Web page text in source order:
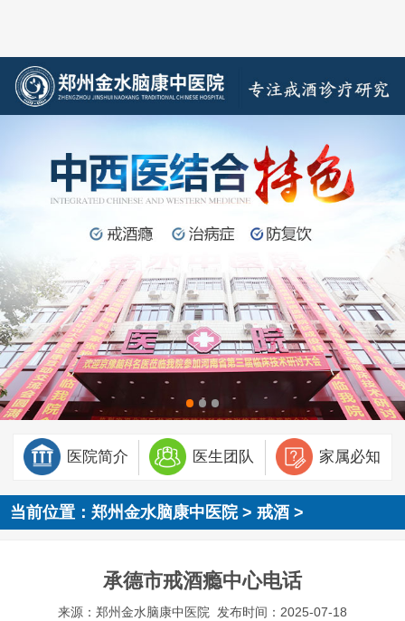
医院简介 医生团队 家属必知
当前位置：郑州金水脑康中医院>戒酒 >
承德市戒酒瘾中心电话
来源：郑州金水脑康中医院 发布时间：2025-07-18